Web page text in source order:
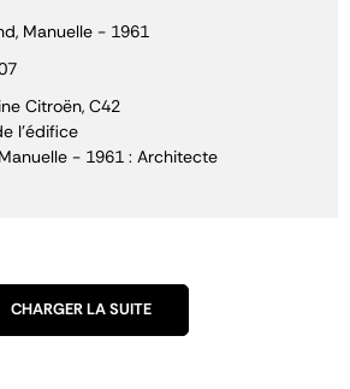
Manuelle - 1961
Citroën, C42
l'édifice
- 1961 : Architecte
CHARGER LA SUITE